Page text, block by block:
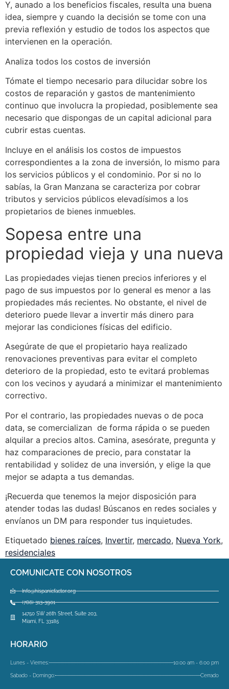
Y, aunado a los beneficios fiscales, resulta una buena
idea, siempre y cuando la decisión se tome con una
previa reflexión y estudio de todos los aspectos que
intervienen en la operación.
Analiza todos los costos de inversión
Tómate el tiempo necesario para dilucidar sobre los
costos de reparación y gastos de mantenimiento
continuo que involucra la propiedad, posiblemente sea
necesario que dispongas de un capital adicional para
cubrir estas cuentas.
Incluye en el análisis los costos de impuestos
correspondientes a la zona de inversión, lo mismo para
los servicios públicos y el condominio. Por si no lo
sabías, la Gran Manzana se caracteriza por cobrar
tributos y servicios públicos elevadísimos a los
propietarios de bienes inmuebles.
Sopesa entre una
propiedad vieja y una nueva
Las propiedades viejas tienen precios inferiores y el
pago de sus impuestos por lo general es menor a las
propiedades más recientes. No obstante, el nivel de
deterioro puede llevar a invertir más dinero para
mejorar las condiciones físicas del edificio.
Asegúrate de que el propietario haya realizado
renovaciones preventivas para evitar el completo
deterioro de la propiedad, esto te evitará problemas
con los vecinos y ayudará a minimizar el mantenimiento
correctivo.
Por el contrario, las propiedades nuevas o de poca
data, se comercializan de forma rápida o se pueden
alquilar a precios altos. Camina, asesórate, pregunta y
haz comparaciones de precio, para constatar la
rentabilidad y solidez de una inversión, y elige la que
mejor se adapta a tus demandas.
¡Recuerda que tenemos la mejor disposición para
atender todas las dudas! Búscanos en redes sociales y
envíanos un DM para responder tus inquietudes.
Etiquetado bienes raíces, Invertir, mercado, Nueva York,
residenciales
COMUNICATE CON NOSOTROS
Info@hispanicfactor.org
(786) 313-3901
14750 SW 26th Street, Suite 203,
Miami, FL 33185
HORARIO
Lunes - Viernes: 10:00 am - 6:00 pm
Sabado - Domingo: Cerrado